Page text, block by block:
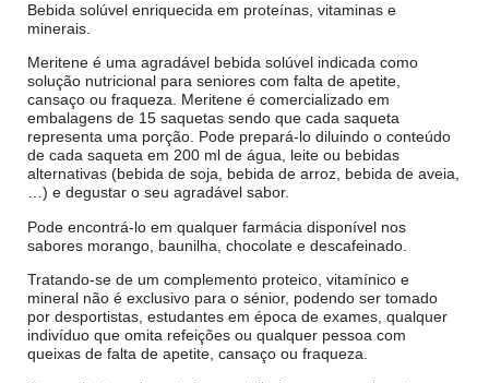
Bebida solúvel enriquecida em proteínas, vitaminas e
minerais.
Meritene é uma agradável bebida solúvel indicada como
solução nutricional para seniores com falta de apetite,
cansaço ou fraqueza. Meritene é comercializado em
embalagens de 15 saquetas sendo que cada saqueta
representa uma porção. Pode prepará-lo diluindo o conteúdo
de cada saqueta em 200 ml de água, leite ou bebidas
alternativas (bebida de soja, bebida de arroz, bebida de aveia,
…) e degustar o seu agradável sabor.
Pode encontrá-lo em qualquer farmácia disponível nos
sabores morango, baunilha, chocolate e descafeinado.
Tratando-se de um complemento proteico, vitamínico e
mineral não é exclusivo para o sénior, podendo ser tomado
por desportistas, estudantes em época de exames, qualquer
indivíduo que omita refeições ou qualquer pessoa com
queixas de falta de apetite, cansaço ou fraqueza.